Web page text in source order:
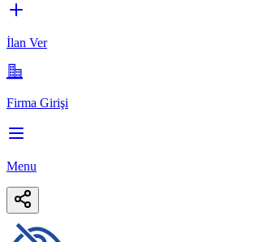
İlan Ver
Firma Girişi
Menu